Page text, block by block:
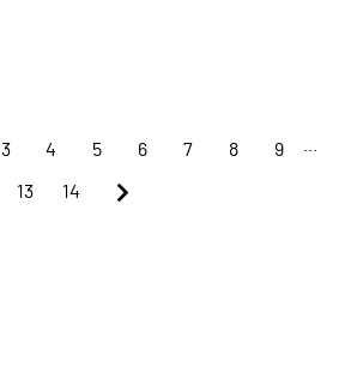
3 4 5 6 7 8 9
13 14